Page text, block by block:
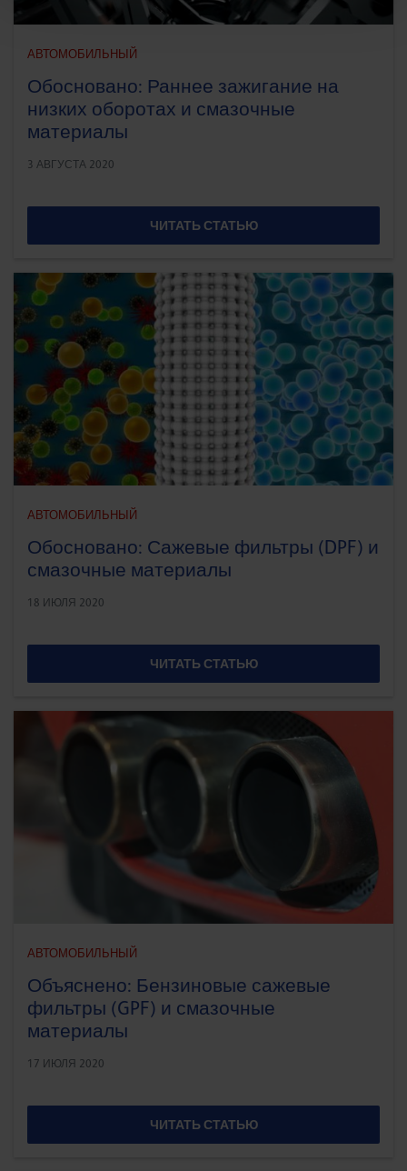
АВТОМОБИЛЬНЫЙ
Обосновано: Раннее зажигание на
низких оборотах и смазочные
материалы
3 АВГУСТА 2020
ЧИТАТЬ СТАТЬЮ
АВТОМОБИЛЬНЫЙ
Обосновано: Сажевые фильтры (DPF) и
смазочные материалы
18 ИЮЛЯ 2020
ЧИТАТЬ СТАТЬЮ
АВТОМОБИЛЬНЫЙ
Объяснено: Бензиновые сажевые
фильтры (GPF) и смазочные
материалы
17 ИЮЛЯ 2020
ЧИТАТЬ СТАТЬЮ